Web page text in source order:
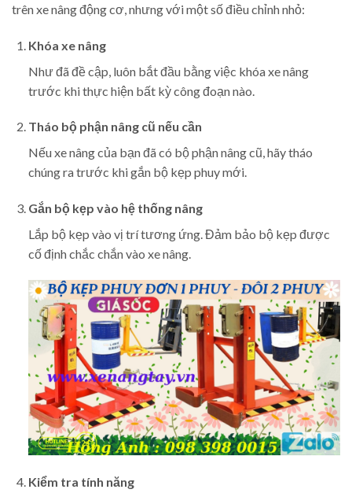
trên xe nâng động cơ, nhưng với một số điều chỉnh nhỏ:
Khóa xe nâng
Như đã đề cập, luôn bắt đầu bằng việc khóa xe nâng
trước khi thực hiện bất kỳ công đoạn nào.
Tháo bộ phận nâng cũ nếu cần
Nếu xe nâng của bạn đã có bộ phận nâng cũ, hãy tháo
chúng ra trước khi gắn bộ kẹp phuy mới.
Gắn bộ kẹp vào hệ thống nâng
Lắp bộ kẹp vào vị trí tương ứng. Đảm bảo bộ kẹp được
cố định chắc chắn vào xe nâng.
Kiểm tra tính năng